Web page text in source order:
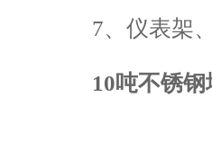
7、仪表架、
10吨不锈